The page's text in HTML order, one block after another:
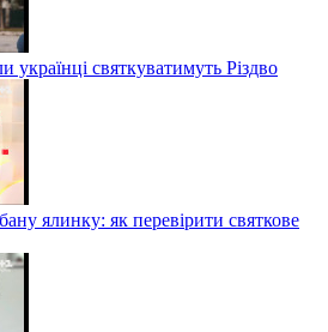
українці святкуватимуть Різдво
ялинку: як перевірити святкове